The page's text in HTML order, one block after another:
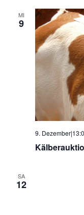
MI
9
9.
SA
12